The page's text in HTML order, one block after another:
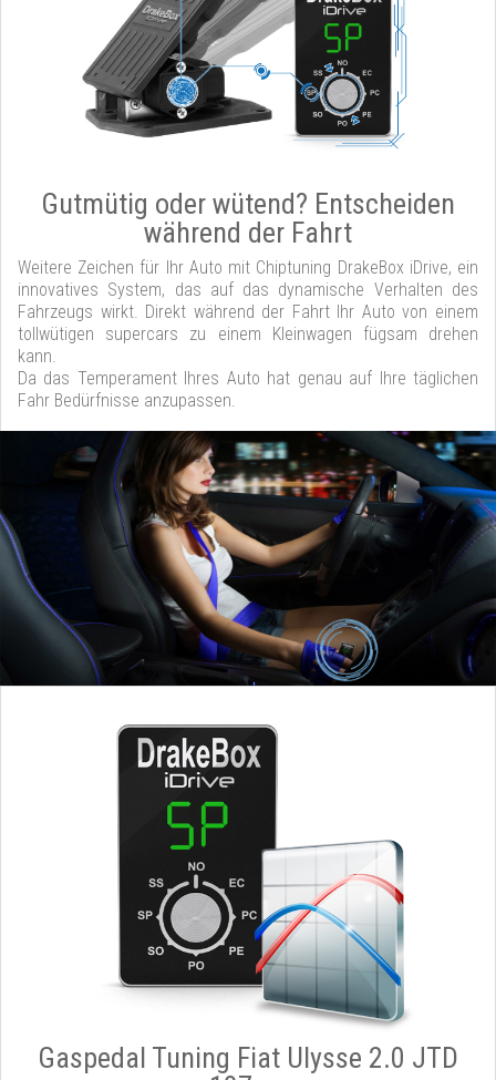
Gutmütig oder wütend? Entscheiden
während der Fahrt
Weitere Zeichen für Ihr Auto mit Chiptuning DrakeBox iDrive, ein
innovatives System, das auf das dynamische Verhalten des
Fahrzeugs wirkt. Direkt während der Fahrt Ihr Auto von einem
tollwütigen supercars zu einem Kleinwagen fügsam drehen
kann.
Da das Temperament Ihres Auto hat genau auf Ihre täglichen
Fahr Bedürfnisse anzupassen.
Gaspedal Tuning Fiat Ulysse 2.0 JTD